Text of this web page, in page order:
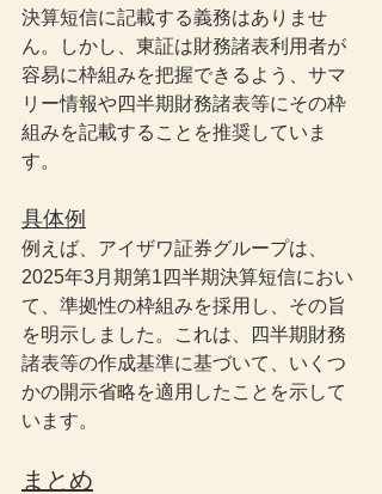
決算短信に記載する義務はありませ
ん。しかし、東証は財務諸表利用者が
容易に枠組みを把握できるよう、サマ
リー情報や四半期財務諸表等にその枠
組みを記載することを推奨していま
す。
具体例
例えば、アイザワ証券グループは、
2025年3月期第1四半期決算短信におい
て、準拠性の枠組みを採用し、その旨
を明示しました。これは、四半期財務
諸表等の作成基準に基づいて、いくつ
かの開示省略を適用したことを示して
います。
まとめ